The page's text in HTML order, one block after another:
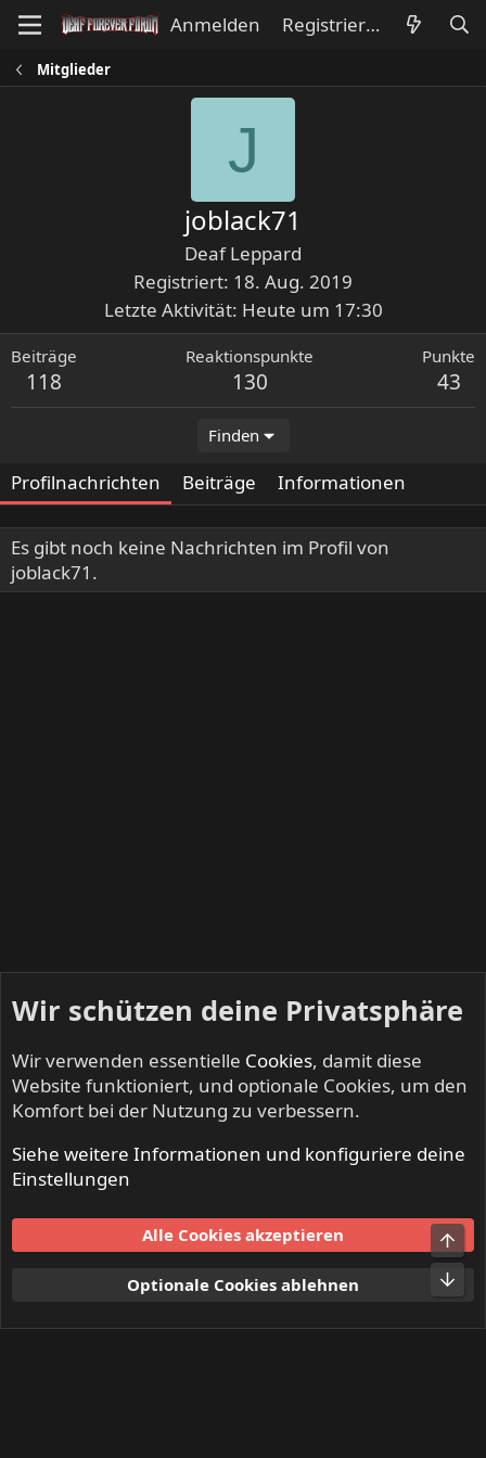
Anmelden Registrieren
Mitglieder
J
joblack71
Deaf Leppard
Registriert 18. Aug. 2019
Letzte Aktivität Heute um 17:30
Beiträge
118
Reaktionspunkte
130
Punkte
43
Finden
Profilnachrichten Beiträge Informationen
Es gibt noch keine Nachrichten im Profil von
joblack71.
Mitglieder
Nutzungsbedingungen
Datenschutz
S
Wir schützen deine Privatsphäre
Wir verwenden essentielle Cookies, damit diese
Website funktioniert, und optionale Cookies, um den
Komfort bei der Nutzung zu verbessern.
Siehe weitere Informationen und konfiguriere deine
Einstellungen
Alle Cookies akzeptieren
Optionale Cookies ablehnen